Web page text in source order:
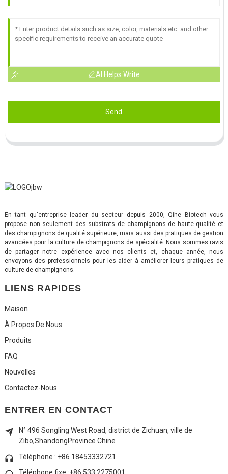
AI Helps Write
Send
En tant qu'entreprise leader du secteur depuis 2000, Qihe Biotech vous
propose non seulement des substrats de champignons de haute qualité et
des champignons de qualité supérieure, mais aussi des pratiques de gestion
avancées pour la culture de champignons de spécialité. Nous sommes ravis
de partager notre expérience avec nos clients et, chaque année, nous
envoyons des professionnels pour les aider à améliorer leurs pratiques de
culture de champignons.
LIENS RAPIDES
Maison
À Propos De Nous
Produits
FAQ
Nouvelles
Contactez-Nous
ENTRER EN CONTACT
N° 496 Songling West Road, district de Zichuan, ville de
Zibo,ShandongProvince Chine
Téléphone : +86 18453332721